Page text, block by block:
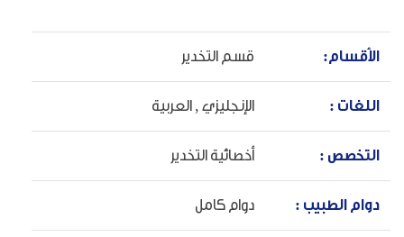
الأقسام: قسم التخدير
اللغات : الإنجليزي , العربية
التخصص : أخصائية التخدير
دوام الطبيب : دوام كامل